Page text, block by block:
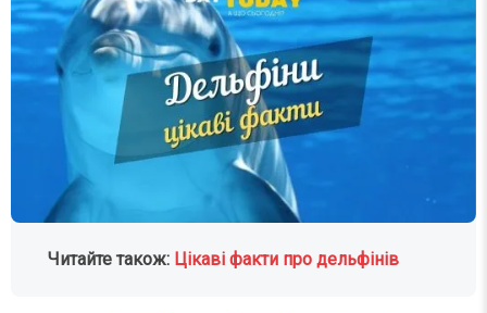
Читайте також: Цікаві факти про дельфінів